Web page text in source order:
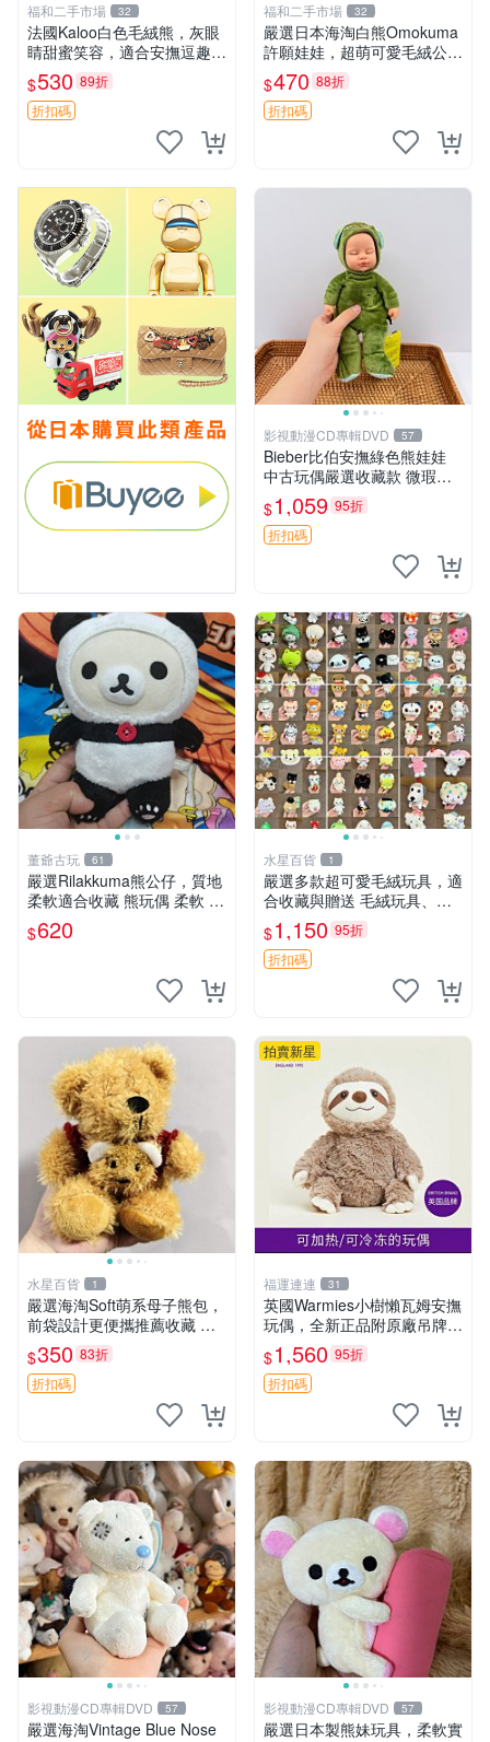
福和二手市場 32
法國Kaloo白色毛絨熊，灰眼
睛甜蜜笑容，適合安撫逗趣可
愛，柔軟面料手感佳。14 白
色安撫熊 毛絨玩具 寶寶逗樂
具
$530 89折
折扣碼
福和二手市場 32
嚴選日本海淘白熊Omokuma
許願娃娃，超萌可愛毛絨公仔
推薦收藏 白熊 Omokuma 毛
絨玩具 偽裝娃娃 玩具擺飾
$470 88折
折扣碼
影視動漫CD專輯DVD 57
Bieber比伯安撫綠色熊娃娃
中古玩偶嚴選收藏款 微瑕輕
度使用 Bieber綠熊娃娃 中古
玩偶 微瑕
$1,059 95折
折扣碼
董爺古玩 61
嚴選Rilakkuma熊公仔，質地
柔軟適合收藏 熊玩偶 柔軟 公
仔 收藏
$620
水星百貨 1
嚴選多款超可愛毛絨玩具，適
合收藏與贈送 毛絨玩具、抱
枕、公仔
$1,150 95折
折扣碼
水星百貨 1
嚴選海淘Soft萌系母子熊包，
前袋設計更便攜推薦收藏 母
子熊 軟綿綿 包包
$350 83折
折扣碼
拍賣新星
福運連連 31
英國Warmies小樹懶瓦姆安撫
玩偶，全新正品附原廠吊牌與
防塵袋，內藏薰衣草可加熱，
適合各個年齡層，冷暖兩用享
受抱抱樂趣，不容錯過嚴選好
$1,560 95折
折扣碼
影視動漫CD專輯DVD 57
嚴選海淘Vintage Blue Nose
影視動漫CD專輯DVD 57
嚴選日本製熊妹玩具，柔軟實